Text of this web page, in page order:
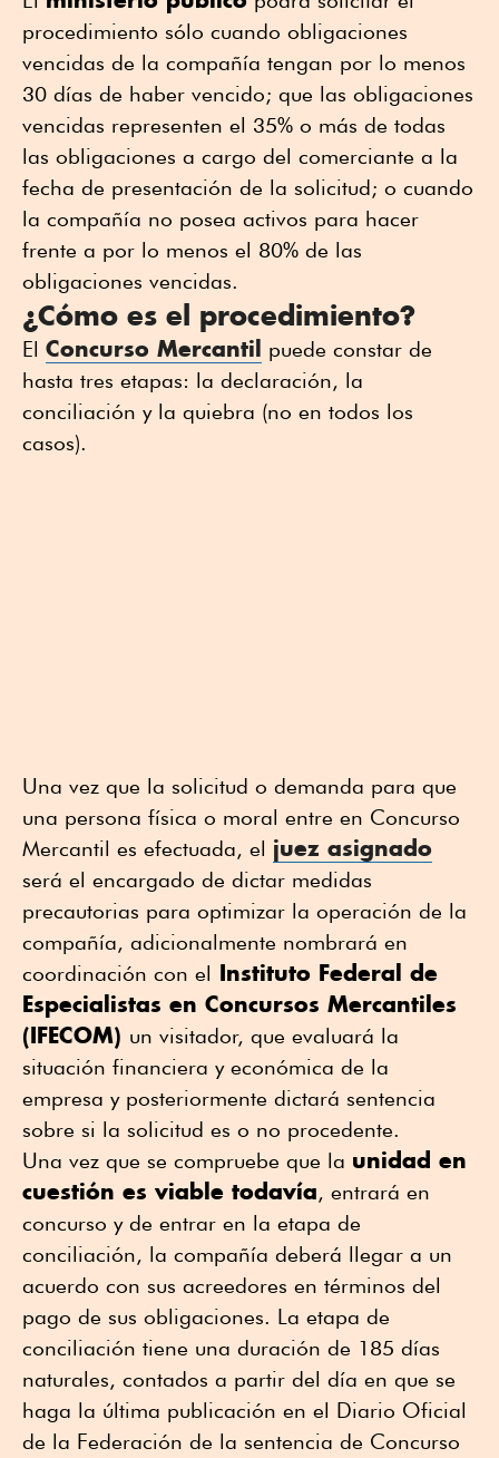
procedimiento sólo cuando obligaciones
vencidas de la compañía tengan por lo menos
30 días de haber vencido; que las obligaciones
vencidas representen el 35% o más de todas
las obligaciones a cargo del comerciante a la
fecha de presentación de la solicitud; o cuando
la compañía no posea activos para hacer
frente a por lo menos el 80% de las
obligaciones vencidas.
¿Cómo es el procedimiento?
El Concurso Mercantil puede constar de
hasta tres etapas: la declaración, la
conciliación y la quiebra (no en todos los
casos).
Una vez que la solicitud o demanda para que
una persona física o moral entre en Concurso
Mercantil es efectuada, el juez asignado
será el encargado de dictar medidas
precautorias para optimizar la operación de la
compañía, adicionalmente nombrará en
coordinación con el Instituto Federal de
Especialistas en Concursos Mercantiles
(IFECOM) un visitador, que evaluará la
situación financiera y económica de la
empresa y posteriormente dictará sentencia
sobre si la solicitud es o no procedente.
Una vez que se compruebe que la unidad en
cuestión es viable todavía, entrará en
concurso y de entrar en la etapa de
conciliación, la compañía deberá llegar a un
acuerdo con sus acreedores en términos del
pago de sus obligaciones. La etapa de
conciliación tiene una duración de 185 días
naturales, contados a partir del día en que se
haga la última publicación en el Diario Oficial
de la Federación de la sentencia de Concurso